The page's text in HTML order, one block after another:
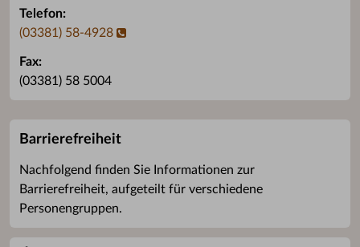
Telefon:
(03381) 58-4928
Fax:
(03381) 58 5004
Barrierefreiheit
Nachfolgend finden Sie Informationen zur
Barrierefreiheit, aufgeteilt für verschiedene
Personengruppen.